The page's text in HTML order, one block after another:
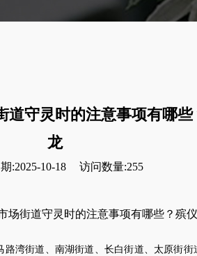
道守灵时的注意事项有哪
龙
:2025-10-18 访问数量:255
场街道守灵时的注意事项有哪些？殡
路湾街道、南湖街道、长白街道、太原街街